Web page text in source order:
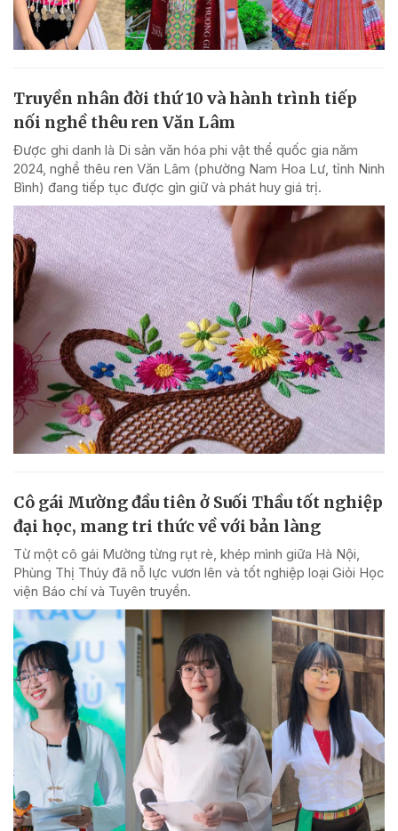
Truyền nhân đời thứ 10 và hành trình tiếp
nối nghề thêu ren Văn Lâm
Được ghi danh là Di sản văn hóa phi vật thể quốc gia năm
2024, nghề thêu ren Văn Lâm (phường Nam Hoa Lư, tỉnh Ninh
Bình) đang tiếp tục được gìn giữ và phát huy giá trị.
Cô gái Mường đầu tiên ở Suối Thầu tốt nghiệp
đại học, mang tri thức về với bản làng
Từ một cô gái Mường từng rụt rè, khép mình giữa Hà Nội,
Phùng Thị Thúy đã nỗ lực vươn lên và tốt nghiệp loại Giỏi Học
viện Báo chí và Tuyên truyền.